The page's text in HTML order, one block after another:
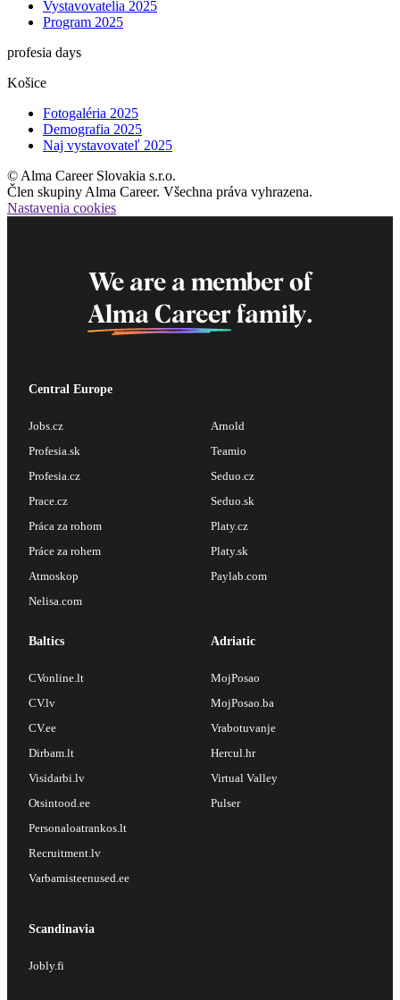
Vystavovatelia 2025
Program 2025
profesia days
Košice
Fotogaléria 2025
Demografia 2025
Naj vystavovateľ 2025
© Alma Career Slovakia s.r.o.
Člen skupiny Alma Career. Všechna práva vyhrazena.
Nastavenia cookies
We are a member of
Alma Career family.
Central Europe
Jobs.cz
Profesia.sk
Profesia.cz
Prace.cz
Práca za rohom
Práce za rohem
Atmoskop
Nelisa.com
Arnold
Teamio
Seduo.cz
Seduo.sk
Platy.cz
Platy.sk
Paylab.com
Baltics
CVonline.lt
CV.lv
CV.ee
Dirbam.lt
Visidarbi.lv
Otsintood.ee
Personaloatrankos.lt
Recruitment.lv
Varbamisteenused.ee
Adriatic
MojPosao
MojPosao.ba
Vrabotuvanje
Hercul.hr
Virtual Valley
Pulser
Scandinavia
Jobly.fi